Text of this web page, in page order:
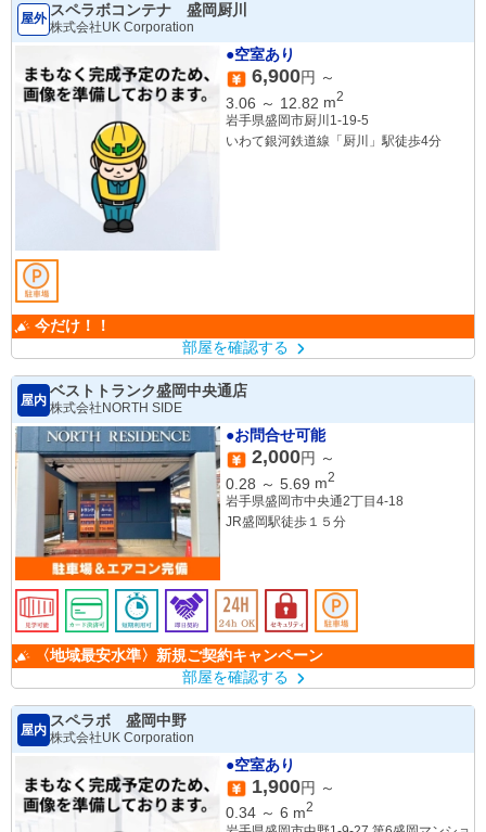
屋外 スペラボコンテナ 盛岡厨川
株式会社UK Corporation
●空室あり
6,900円 ～
3.06 ～ 12.82 m2
岩手県盛岡市厨川1-19-5
いわて銀河鉄道線「厨川」駅徒歩4分
今だけ！！
部屋を確認する
屋内
ベストトランク盛岡中央通店
株式会社NORTH SIDE
●お問合せ可能
2,000円 ～
0.28 ～ 5.69 m2
岩手県盛岡市中央通2丁目4-18
JR盛岡駅徒歩１５分
〈地域最安水準〉新規ご契約キャンペーン
部屋を確認する
屋内
スペラボ 盛岡中野
株式会社UK Corporation
●空室あり
1,900円 ～
0.34 ～ 6 m2